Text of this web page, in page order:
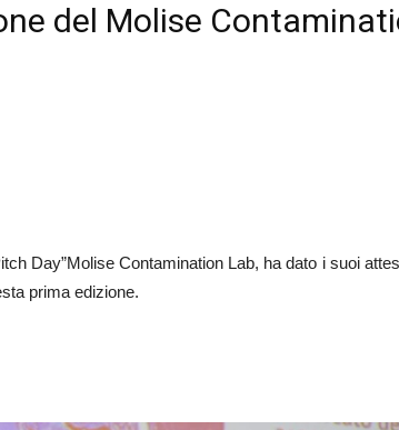
del Molise
Day”Molise Contamination Lab, ha dato i suoi
prima edizione.